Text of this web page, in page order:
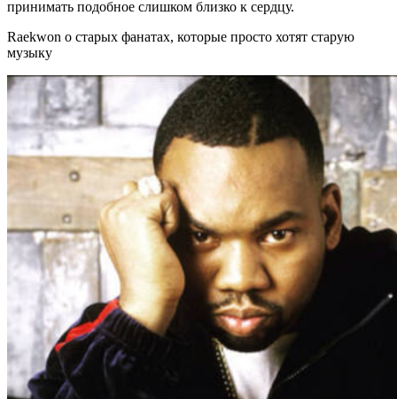
принимать подобное слишком близко к сердцу.
Raekwon о старых фанатах, которые просто хотят старую
музыку